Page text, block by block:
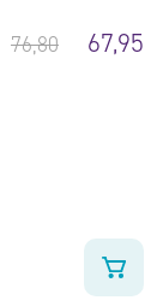
76,80 67,95